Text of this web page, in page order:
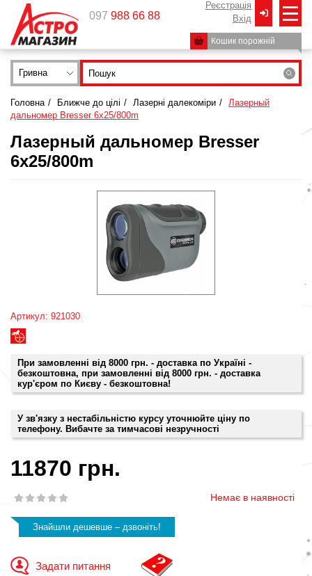
097 988 66 88
Реєстрація
Вxід
Кошик порожній
Гривна
Головна / Ближче до цілі / Лазерні далекоміри / Лазерный
дальномер Bresser 6x25/800m
Лазерный дальномер Bresser
6x25/800m
Артикул: 921030
При замовленні від 8000 грн. - доставка по Україні -
безкоштовна, при замовленні від 8000 грн. - доставка
кур'єром по Києву - безкоштовна!
У зв'язку з нестабільністю курсу уточнюйте ціну по
телефону. Вибачте за тимчасові незручності
11870 грн.
Немає в наявності
Знайшли дешевше – дзвоніть!
Задати питання